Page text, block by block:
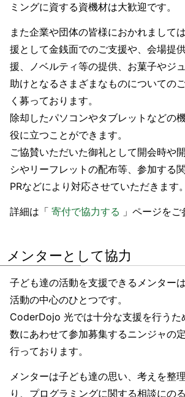
ミングに資する資機材は大歓迎です。
また企業や団体の皆様におかれまして
援として金銭面でのご支援や、会場提
援、ノベルティ等の提供、お菓子やジ
助けとなるさまざまなものについての
く募っております。
除却したパソコンやタブレットなどの
役に立つことができます。
ご協賛いただいた御礼として開会時や
シやリーフレットの配布等、参加する
PRなどにより対応させていただきます。
詳細は「 寄付で協力する 」ページをご
メンターとして協力
子ども達の活動を支援できるメンター
活動の中心のひとつです。
CoderDojo 光では十分な支援を行うた
数にあわせて参加募集するニンジャの
行っております。
メンターは子ども達の思い、考えを整
り、プログラミングに関する相談にの